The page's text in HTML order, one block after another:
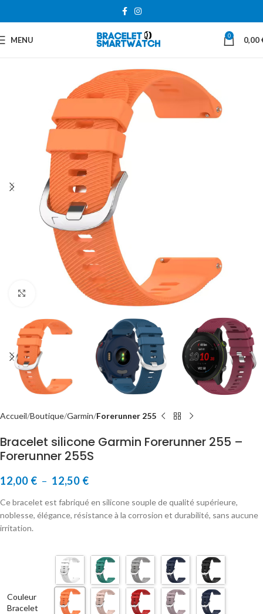
MENU 0 0,00
Cliquer pour agrandir
Accueil Boutique Garmin Forerunner 255
Bracelet silicone Garmin Forerunner 255 –
Forerunner 255S
12,00 € – 12,50 €
Ce bracelet est fabriqué en silicone souple de qualité supérieure,
noblesse, élégance, résistance à la corrosion et durabilité, sans aucune
irritation.
Couleur
Bracelet